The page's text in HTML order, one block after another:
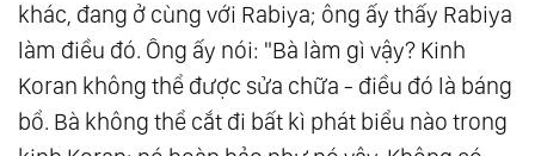
khác, đang ở cùng với Rabiya; ông ấy thấy Rabiya
làm điều đó. Ông ấy nói: "Bà làm gì vậy? Kinh
Koran không thể được sửa chữa - điều đó là báng
bổ. Bà không thể cắt đi bất kì phát biểu nào trong